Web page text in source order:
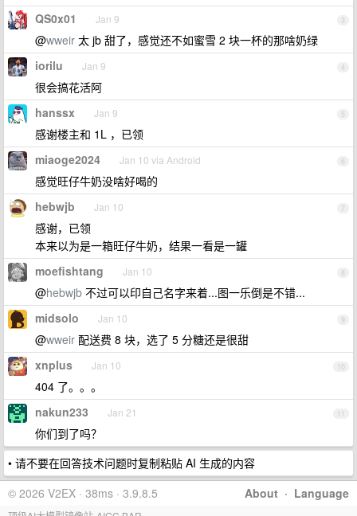
3
QS0x01 Jan 9
@wweir 太 jb 甜了，感觉还不如蜜雪 2 块一杯的那啥奶绿
4
iorilu Jan 9
很会搞花活阿
5
hanssx Jan 9
感谢楼主和 1L ，已领
6
miaoge2024 Jan 10 via Android
感觉旺仔牛奶没啥好喝的
7
hebwjb Jan 10
感谢，已领
本来以为是一箱旺仔牛奶，结果一看是一罐
8
moefishtang Jan 10
@hebwjb 不过可以印自己名字来着...图一乐倒是不错...
9
midsolo Jan 10
@wweir 配送费 8 块，选了 5 分糖还是很甜
10
xnplus Jan 10
404 了。。。
11
nakun233 Jan 21
你们到了吗？
• 请不要在回答技术问题时复制粘贴 AI 生成的内容
About · Language
© 2026 V2EX · 38ms · 3.9.8.5